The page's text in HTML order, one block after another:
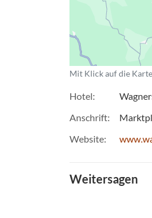
Mit Klick auf die
Hotel
Anschrift
Website
Weitersagen